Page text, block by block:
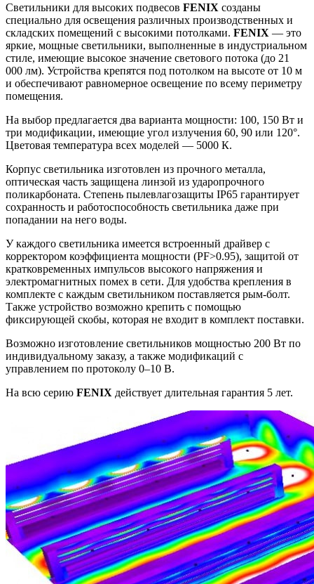
Светильники для высоких подвесов FENIX созданы
специально для освещения различных производственных и
складских помещений с высокими потолками. FENIX — это
яркие, мощные светильники, выполненные в индустриальном
стиле, имеющие высокое значение светового потока (до 21
000 лм). Устройства крепятся под потолком на высоте от 10 м
и обеспечивают равномерное освещение по всему периметру
помещения.
На выбор предлагается два варианта мощности: 100, 150 Вт и
три модификации, имеющие угол излучения 60, 90 или 120°.
Цветовая температура всех моделей — 5000 К.
Корпус светильника изготовлен из прочного металла,
оптическая часть защищена линзой из ударопрочного
поликарбоната. Степень пылевлагозащиты IP65 гарантирует
сохранность и работоспособность светильника даже при
попадании на него воды.
У каждого светильника имеется встроенный драйвер с
корректором коэффициента мощности (PF>0.95), защитой от
кратковременных импульсов высокого напряжения и
электромагнитных помех в сети. Для удобства крепления в
комплекте с каждым светильником поставляется рым-болт.
Также устройство возможно крепить с помощью
фиксирующей скобы, которая не входит в комплект поставки.
Возможно изготовление светильников мощностью 200 Вт по
индивидуальному заказу, а также модификаций с
управлением по протоколу 0–10 В.
На всю серию FENIX действует длительная гарантия 5 лет.